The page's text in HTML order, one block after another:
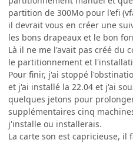
partition de 300Mo pour l'efi
il devrait vous en créer une
les bons drapeaux et le bon
Là il ne me l'avait pas créé du
le partitionnement et
Pour finir, j'ai stoppé
et j'ai installé la 22.04 et j'ai
quelques jetons pour
supplémentaires cinq
j'installe ou installerais.
La carte son est capricieuse, il